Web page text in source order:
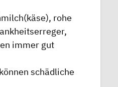
rohe
immer gut
schädliche